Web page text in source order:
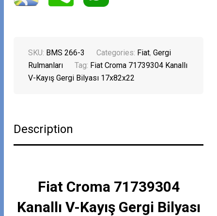
SKU: BMS 266-3 Categories: Fiat,Gergi
Rulmanları
Tag: Fiat Croma 71739304 Kanallı
V-Kayış Gergi Bilyası 17x82x22
Description
Fiat Croma 71739304
Kanallı V-Kayış Gergi Bilyası